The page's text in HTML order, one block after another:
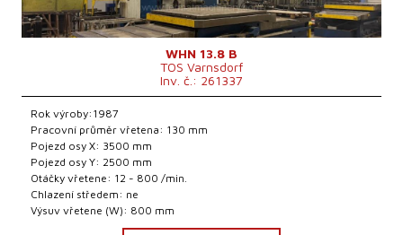
WHN 13.8 B
TOS Varnsdorf
Inv. č.: 261337
Rok výroby:1987
Pracovní průměr vřetena: 130 mm
Pojezd osy X: 3500 mm
Pojezd osy Y: 2500 mm
Otáčky vřetene: 12 - 800 /min.
Chlazení středem: ne
Výsuv vřetene (W): 800 mm